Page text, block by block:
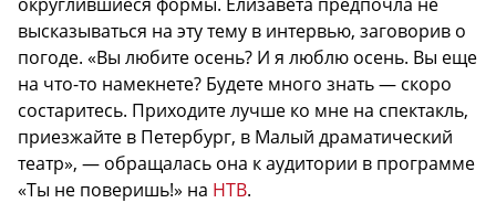
высказываться на эту тему в интервью, заговорив о
погоде. «Вы любите осень? И я люблю осень. Вы еще
на что-то намекнете? Будете много знать — скоро
состаритесь. Приходите лучше ко мне на спектакль,
приезжайте в Петербург, в Малый драматический
театр», — обращалась она к аудитории в программе
«Ты не поверишь!» на НТВ.